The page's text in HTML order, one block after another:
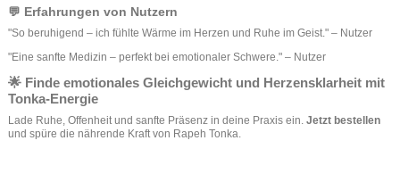
💬 Erfahrungen von Nutzern
"So beruhigend – ich fühlte Wärme im Herzen und Ruhe im Geist." – Nutzer
"Eine sanfte Medizin – perfekt bei emotionaler Schwere." – Nutzer
🌟 Finde emotionales Gleichgewicht und Herzensklarheit mit
Tonka‑Energie
Lade Ruhe, Offenheit und sanfte Präsenz in deine Praxis ein. Jetzt bestellen
und spüre die nährende Kraft von Rapeh Tonka.